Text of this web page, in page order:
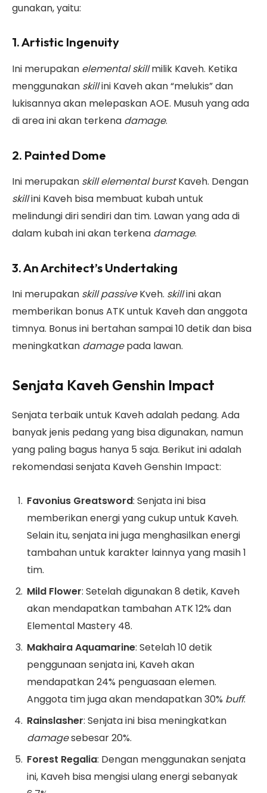
gunakan, yaitu:
1. Artistic Ingenuity
Ini merupakan elemental skillmilik Kaveh. Ketika
menggunakan skillini Kaveh akan “melukis” dan
lukisannya akan melepaskan AOE. Musuh yang ada
di area ini akan terkena damage.
2. Painted Dome
Ini merupakan skill elemental burstKaveh. Dengan
skillini Kaveh bisa membuat kubah untuk
melindungi diri sendiri dan tim. Lawan yang ada di
dalam kubah ini akan terkena damage.
3. An Architect’s Undertaking
Ini merupakan skill passiveKveh. skillini akan
memberikan bonus ATK untuk Kaveh dan anggota
timnya. Bonus ini bertahan sampai 10 detik dan bisa
meningkatkan damagepada lawan.
Senjata Kaveh Genshin Impact
Senjata terbaik untuk Kaveh adalah pedang. Ada
banyak jenis pedang yang bisa digunakan, namun
yang paling bagus hanya 5 saja. Berikut ini adalah
rekomendasi senjata Kaveh Genshin Impact:
Favonius Greatsword: Senjata ini bisa
memberikan energi yang cukup untuk Kaveh.
Selain itu, senjata ini juga menghasilkan energi
tambahan untuk karakter lainnya yang masih 1
tim.
Mild Flower: Setelah digunakan 8 detik, Kaveh
akan mendapatkan tambahan ATK 12% dan
Elemental Mastery 48.
Makhaira Aquamarine: Setelah 10 detik
penggunaan senjata ini, Kaveh akan
mendapatkan 24% penguasaan elemen.
Anggota tim juga akan mendapatkan 30% buff.
Rainslasher: Senjata ini bisa meningkatkan
damagesebesar 20%.
Forest Regalia: Dengan menggunakan senjata
ini, Kaveh bisa mengisi ulang energi sebanyak